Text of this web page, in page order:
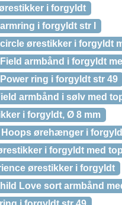
i forgyldt
i forgyldt str l
ørestikker i forgyldt
armbånd i forgyldt
ring i forgyldt str 49
armbånd i sølv med
i forgyldt, Ø 8 mm
ørehænger i
i forgyldt med
ørestikker i forgyldt
Love sort armbånd